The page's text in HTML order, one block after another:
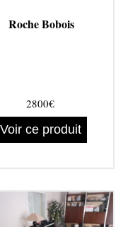
Roche Bobois
2800€
Voir ce produit